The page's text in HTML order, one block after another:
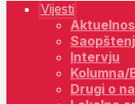
Vijesti
Intervju
Kolumna/
Drugi o